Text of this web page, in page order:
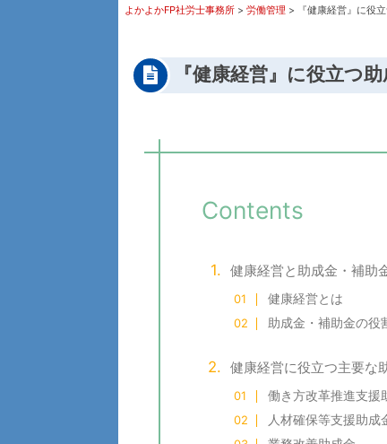
よかよかFP社労士事務所 > 労働管理 > 『健康経営』に役
『健康経営』に役立つ
Contents
健康経営と助成金・補助
健康経営とは
助成金・補助金の役
健康経営に役立つ主要な
働き方改革推進支援
人材確保等支援助成